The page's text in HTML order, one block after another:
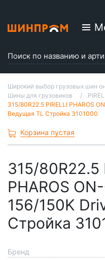
Широкий выбор грузовых шин
Шины для грузовиков
315/80R22.5 PIRELLI PHAROS
Ведущая TL Стройка 3101000
Корзина пустая
315/80R22.5
PHAROS
156/150K
Стройка
Бренд